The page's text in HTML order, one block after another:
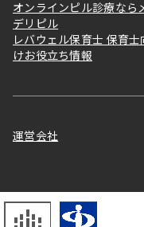
オンラインピル診療なら
デリピル
レバウェル保育士 保育士
けお役立ち情報
運営会社